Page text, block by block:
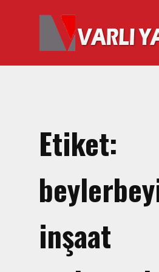
ANASAYFA
HAKKIMIZDA
Tabancası
El Arabası Satışı – Toptan,
Perakende Satış
İnşaat Küreği
Balyoz Malzemesi Satışı
Etiket:
inşaat